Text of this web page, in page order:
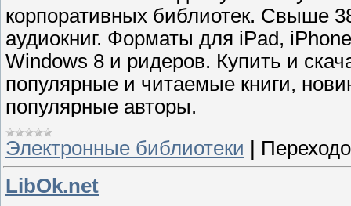
корпоративных библиотек. Свыше
аудиокниг. Форматы для iPad, iPhone
Windows 8 и ридеров. Купить и
популярные и читаемые книги,
популярные авторы.
Электронные библиотеки
LibOk.net